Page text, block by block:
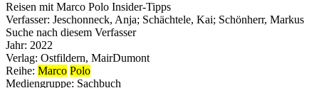
Reisen mit Marco Polo Insider-Tipps
Verfasser: Jeschonneck, Anja; Schächtele, Kai; Schönherr, Markus
Suche nach diesem Verfasser
Jahr: 2022
Verlag: Ostfildern, MairDumont
Reihe: Marco Polo
Mediengruppe: Sachbuch